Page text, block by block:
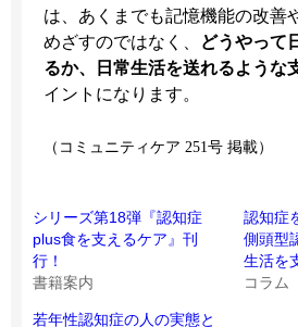
は、あくまでも記憶機能の改善
めざすのではなく、
どうやって
るか、日常生活を送れるような
イントになります。
（コミュニティケア 251号 掲載）
シリーズ第18弾『認知症
plus食を支えるケア』刊
行！
書籍案内
認知症
側頭型
生活を
コラム
若年性認知症の人の実態と